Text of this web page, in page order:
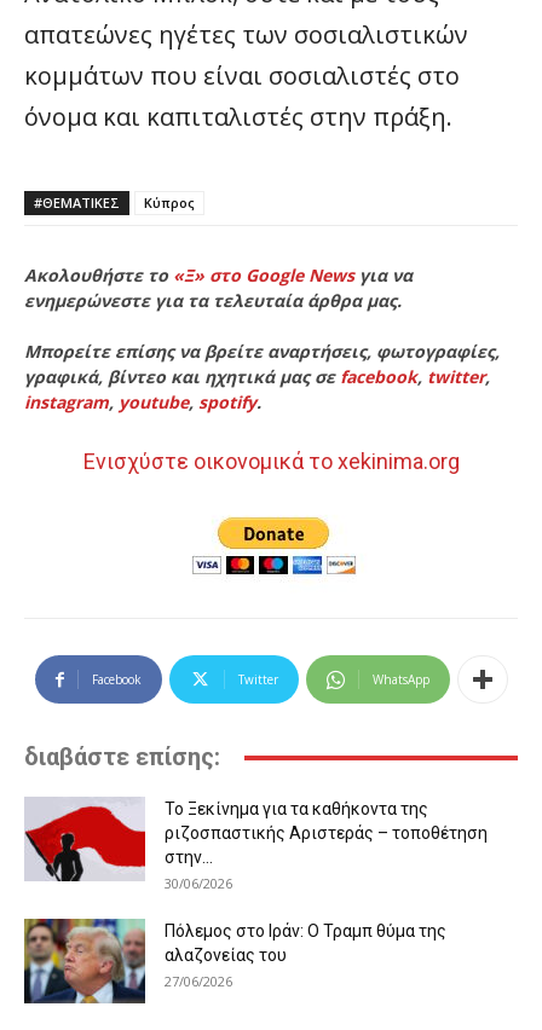
απατεώνες ηγέτες των σοσιαλιστικών
κομμάτων που είναι σοσιαλιστές στο
όνομα και καπιταλιστές στην πράξη.
#ΘΕΜΑΤΙΚΈΣ Κύπρος
Ακολουθήστε το «Ξ» στο Google Newsγια να
ενημερώνεστε για τα τελευταία άρθρα μας.
Μπορείτε επίσης να βρείτε αναρτήσεις, φωτογραφίες,
γραφικά, βίντεο και ηχητικά μας σε facebook, twitter,
instagram, youtube, spotify.
Ενισχύστε οικονομικά το xekinima.org
Facebook Twitter WhatsApp
διαβάστε επίσης:
Το Ξεκίνημα για τα καθήκοντα της
ριζοσπαστικής Αριστεράς – τοποθέτηση
στην...
30/06/2026
Πόλεμος στο Ιράν: Ο Τραμπ θύμα της
αλαζονείας του
27/06/2026